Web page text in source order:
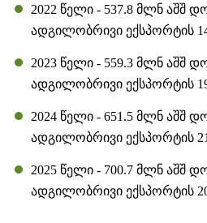
2022 წელი - 537.8 მლნ აშშ
ადგილობრივი ექსპორტის
2023 წელი - 559.3 მლნ აშშ
ადგილობრივი ექსპორტის
2024 წელი - 651.5 მლნ აშშ
ადგილობრივი ექსპორტის
2025 წელი - 700.7 მლნ აშშ
ადგილობრივი ექსპორტის